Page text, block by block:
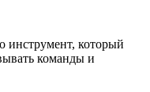
инструмент, который
команды и